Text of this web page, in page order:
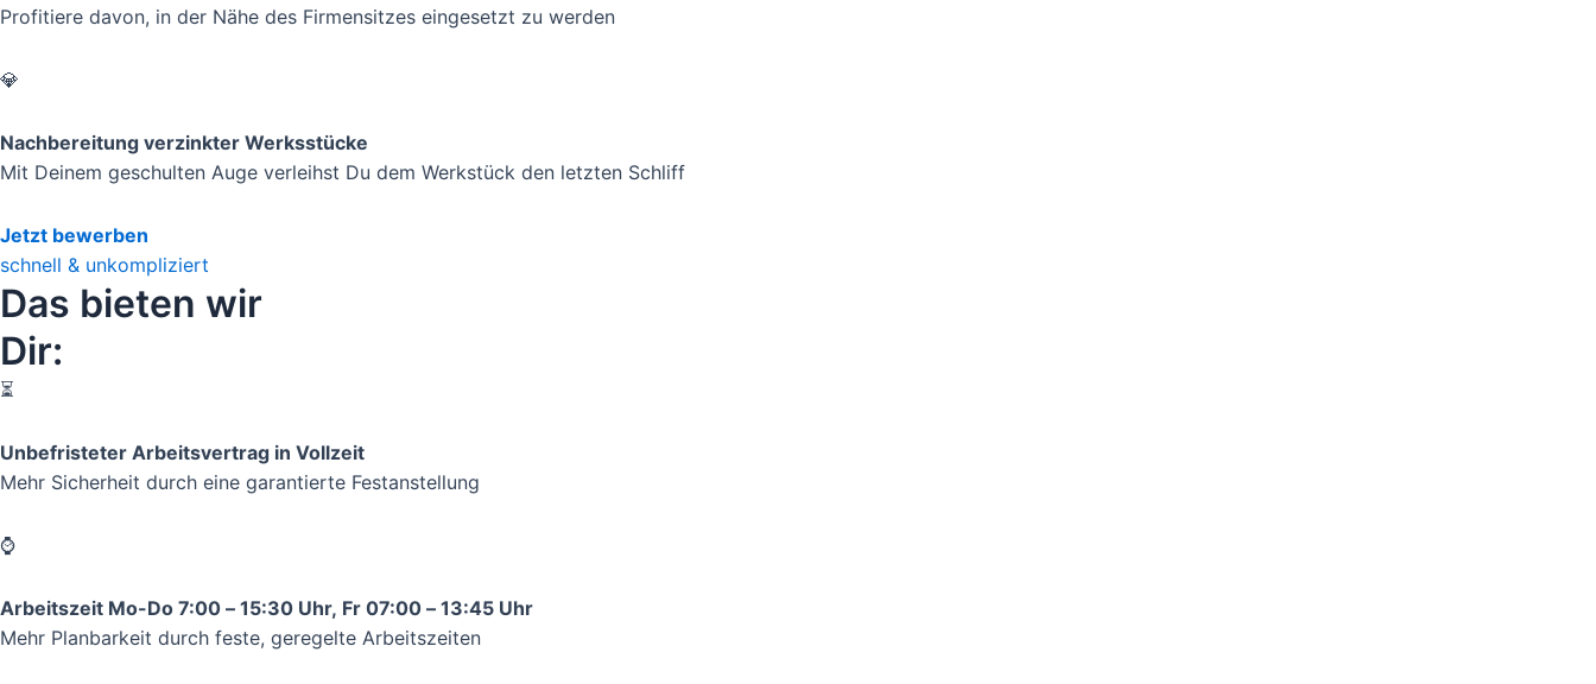
Profitiere davon, in der Nähe des Firmensitzes eingesetzt zu werden
💎
Nachbereitung verzinkter Werksstücke
Mit Deinem geschulten Auge verleihst Du dem Werkstück den letzten Schliff
Jetzt bewerben
schnell & unkompliziert
Das bieten wir
Dir:
⏳
Unbefristeter Arbeitsvertrag in Vollzeit
Mehr Sicherheit durch eine garantierte Festanstellung
⌚️
Arbeitszeit Mo-Do 7:00 – 15:30 Uhr, Fr 07:00 – 13:45 Uhr​
Mehr Planbarkeit durch feste, geregelte Arbeitszeiten